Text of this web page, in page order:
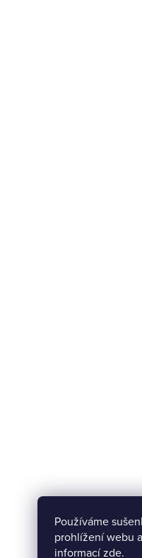
Používáme
prohlížení webu
informací zde.